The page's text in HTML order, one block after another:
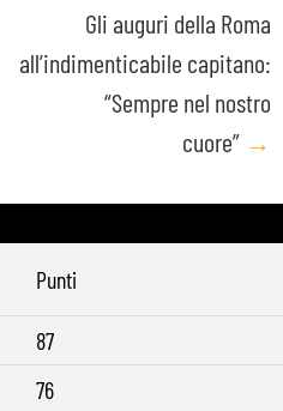
Gli auguri della Roma
all’indimenticabile capitano:
“Sempre nel nostro
cuore” →
Punti
87
76